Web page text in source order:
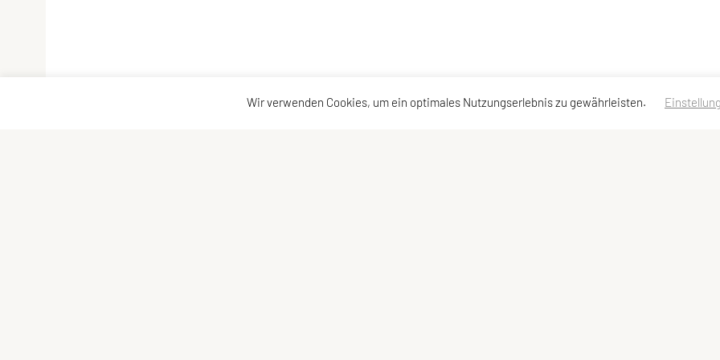
Wir verwenden Cookies, um ein optimales Nutzungserlebnis zu gewährleisten.